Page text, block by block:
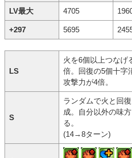
LV最大 4705
+297 5695
LS
火を6個以上つなげ
倍。回復の5個十字
攻撃力が4倍。
S
ランダムで火と回
成。自分以外の味
る。
(14→8ターン)